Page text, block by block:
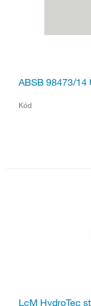
ABSB 98473/14
Kód
LcM HydroTec